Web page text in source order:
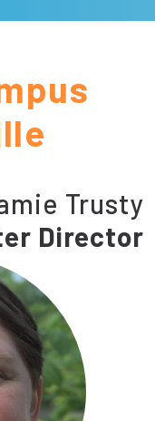
Trusty
Director